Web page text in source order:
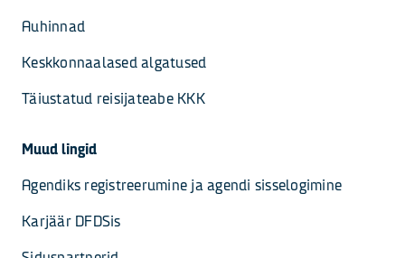
Auhinnad
Keskkonnaalased algatused
Täiustatud reisijateabe KKK
Muud lingid
Agendiks registreerumine ja agendi sisselogimine
Karjäär DFDSis